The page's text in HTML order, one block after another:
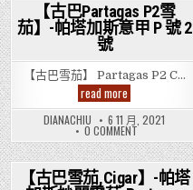
Partagas
Serie
P
Cigar
-
得
嘉
斯
Serie
P
No.2
雪
茄?
KONG
CIGAR
SHOP
有
SERIE
P
NO.
CIGAR
帕
嘉
斯
SERIE
P
Posted
【古巴Partagas P2雪
茄】-帕塔加斯意甲 P 號 2
號
【古巴雪茄】 Partagas P2 C…
read more
巴
Partagas
P2
雪
茄】-
帕
塔
DIANACHIU 6 11 月, 2021
0 COMMENTON
【古
巴
PARTAGAS
P2
雪
【古巴雪茄,Cigar】-帕塔